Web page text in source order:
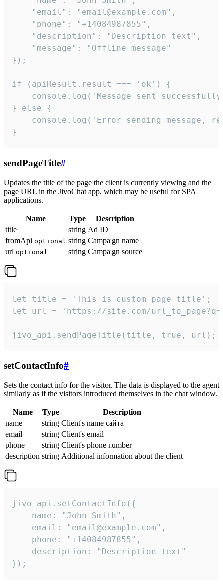
    "email": "email@example.com",
    "phone": "+14084987855",
    "description": "Description text",
    "message": "Offline message"
});
if (apiResult.result === 'ok') {
console.log('Message sent
} else {
console.log('Error sending message,
}
sendPageTitle#
Updates the title of the page the client is currently viewing and the
page URL in the JivoChat app, which may be useful for SPA
applications.
Name Type
Description
title
string Ad ID
fromApi optional string Campaign name
url optional string Campaign source
let title = 'This is custom page title';
let url = 'https://site.com/
jivo_api.sendPageTitle(title, true, url);
setContactInfo#
Sets the contact info for the visitor. The data is displayed to the agent
similarly as if the visitors introduced themselves in the chat window.
Name Type
Description
name
string Client's name сайта
email
string Client's email
phone
string Client's phone number
description string Additional information about the client
jivo_api.setContactInfo({
    name: "John Smith",
    email: "email@example.com",
    phone: "+14084987855",
    description: "Description text"
});